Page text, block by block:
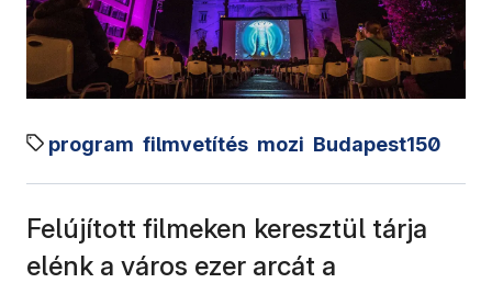
program filmvetítés mozi Budapest150
Felújított filmeken keresztül tárja
elénk a város ezer arcát a